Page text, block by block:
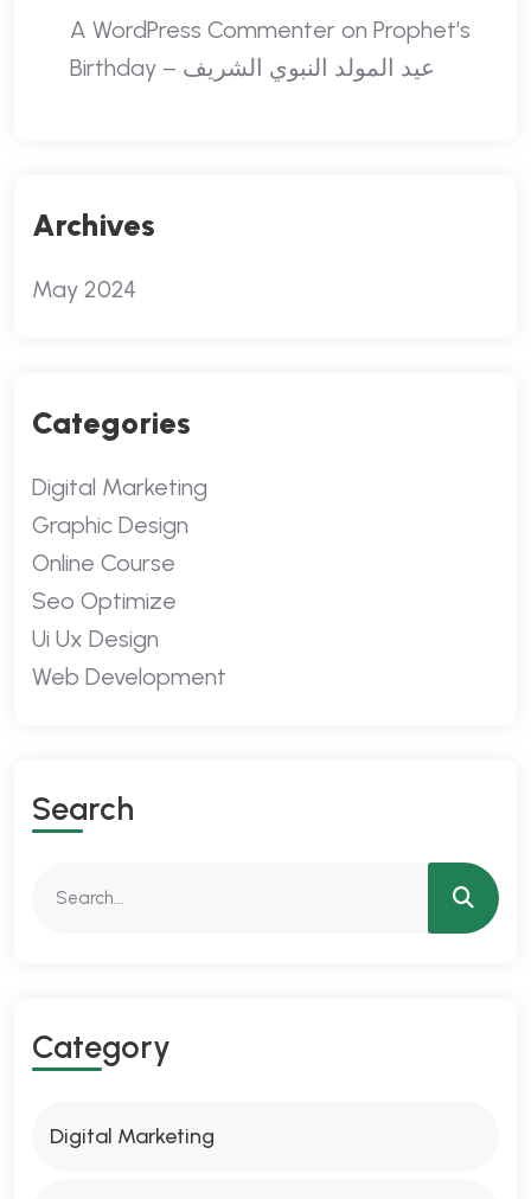
A WordPress Commenter on Prophet’s
Birthday – عيد المولد النبوي الشريف
Archives
May 2024
Categories
Digital Marketing
Graphic Design
Online Course
Seo Optimize
Ui Ux Design
Web Development
SEARCH
CATEGORY
Digital Marketing